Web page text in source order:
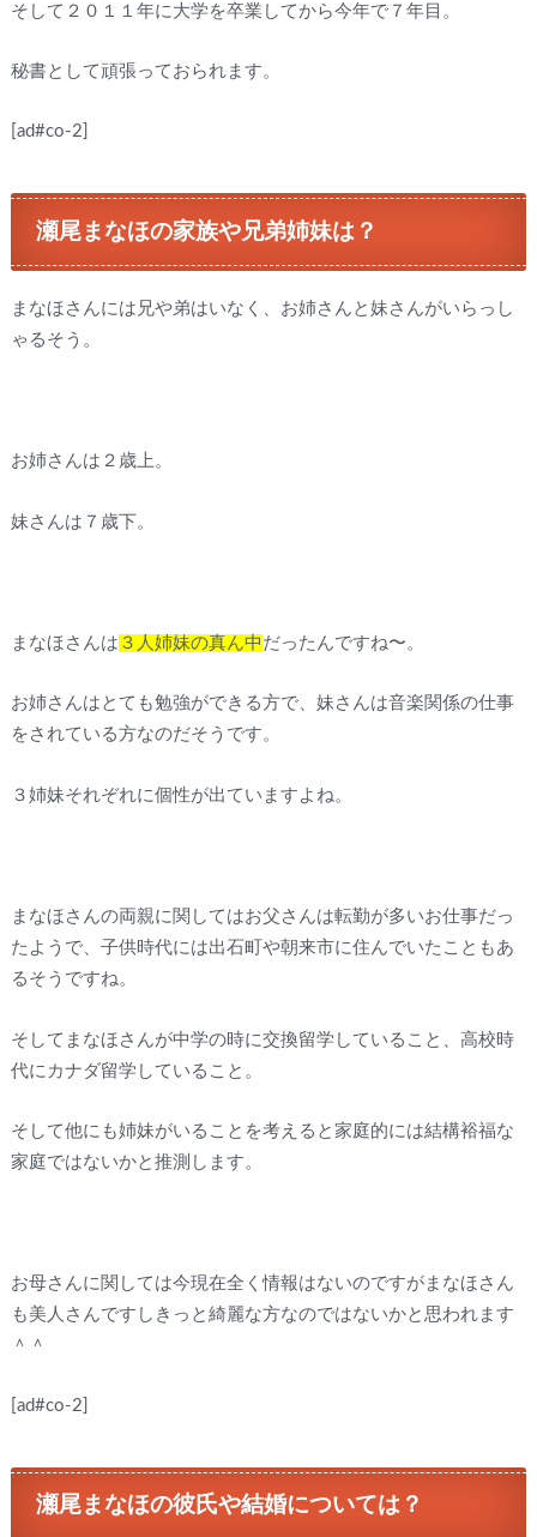
そして２０１１年に大学を卒業してから今年で７年目。
秘書として頑張っておられます。
[ad#co-2]
瀬尾まなほの家族や兄弟姉妹は？
まなほさんには兄や弟はいなく、お姉さんと妹さんがいらっし
ゃるそう。
お姉さんは２歳上。
妹さんは７歳下。
まなほさんは ３人姉妹の真ん中 だったんですね〜。
お姉さんはとても勉強ができる方で、妹さんは音楽関係の仕事
をされている方なのだそうです。
３姉妹それぞれに個性が出ていますよね。
まなほさんの両親に関してはお父さんは転勤が多いお仕事だっ
たようで、子供時代には出石町や朝来市に住んでいたこともあ
るそうですね。
そしてまなほさんが中学の時に交換留学していること、高校時
代にカナダ留学していること。
そして他にも姉妹がいることを考えると家庭的には結構裕福な
家庭ではないかと推測します。
お母さんに関しては今現在全く情報はないのですがまなほさん
も美人さんですしきっと綺麗な方なのではないかと思われます
＾＾
[ad#co-2]
瀬尾まなほの彼氏や結婚については？